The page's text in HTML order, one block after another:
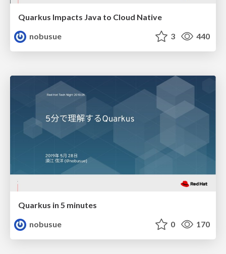
Quarkus Impacts Java to Cloud Native
nobusue
3 440
Quarkus in 5 minutes
nobusue
0 170